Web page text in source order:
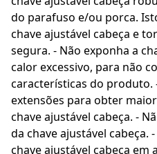
do parafuso e/ou porca.
chave ajustável cabeça e
segura. - Não exponha a
calor excessivo, para não
características do produto.
extensões para obter
chave ajustável cabeça. -
da chave ajustável cabeça.
chave ajustável cabeça em